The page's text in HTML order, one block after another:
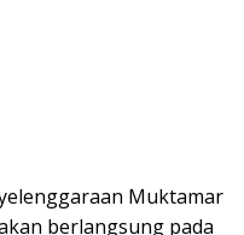
Muktamar
berlangsung pada